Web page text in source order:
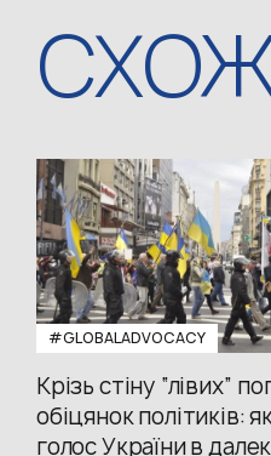
#GLOBALADVOCACY
Крізь стіну “лівих”
обіцянок політиків:
голос України в